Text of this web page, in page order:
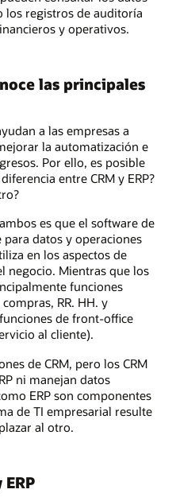
los registros de auditoría
y operativos.
las principales
a las empresas a
la automatización e
Por ello, es posible
entre CRM y ERP?
es que el software de
datos y operaciones
en los aspectos de
negocio. Mientras que los
funciones
RR. HH. y
de front-office
al cliente).
de CRM, pero los CRM
ni manejan datos
ERP son componentes
de TI empresarial resulte
al otro.